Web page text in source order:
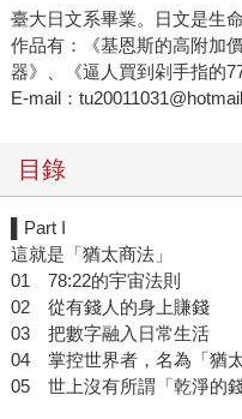
臺大日文系畢業。日文是生
作品有：《基恩斯的高附加
器》、《逼人買到剁手指的
E-mail：
目錄
▌Part I
這就是「猶太商法」
01 78:22的宇宙法則
02 從有錢人的身上賺錢
03 把數字融入日常生活
04 掌控世界者，名為「猶太
05 世上沒有所謂「乾淨的錢